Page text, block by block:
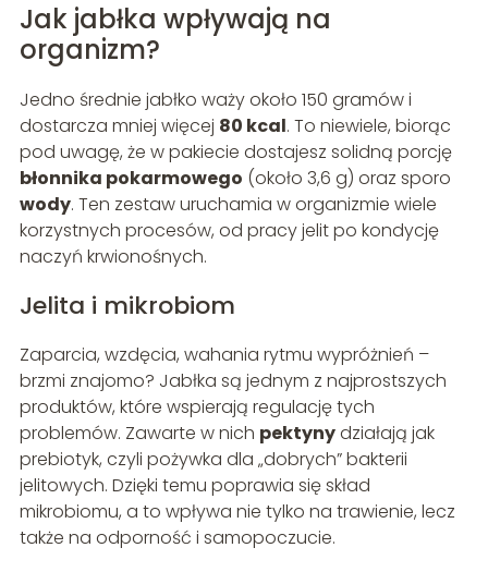
Jak jabłka wpływają na
organizm?
Jedno średnie jabłko waży około 150 gramów i
dostarcza mniej więcej 80 kcal. To niewiele, biorąc
pod uwagę, że w pakiecie dostajesz solidną porcję
błonnika pokarmowego (około 3,6 g) oraz sporo
wody. Ten zestaw uruchamia w organizmie wiele
korzystnych procesów, od pracy jelit po kondycję
naczyń krwionośnych.
Jelita i mikrobiom
Zaparcia, wzdęcia, wahania rytmu wypróżnień –
brzmi znajomo? Jabłka są jednym z najprostszych
produktów, które wspierają regulację tych
problemów. Zawarte w nich pektynydziałają jak
prebiotyk, czyli pożywka dla „dobrych” bakterii
jelitowych. Dzięki temu poprawia się skład
mikrobiomu, a to wpływa nie tylko na trawienie, lecz
także na odporność i samopoczucie.